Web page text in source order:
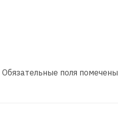
Обязательные поля помечены